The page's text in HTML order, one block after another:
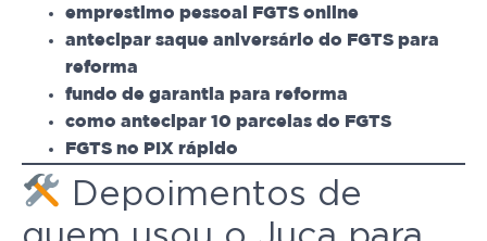
emprestimo pessoal FGTS online
antecipar saque aniversário do FGTS para
reforma
fundo de garantia para reforma
como antecipar 10 parcelas do FGTS
FGTS no PIX rápido
Depoimentos de